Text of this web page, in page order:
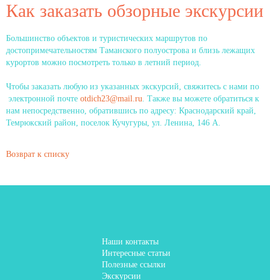
Как заказать обзорные экскурсии
Большинство объектов и туристических маршрутов по
достопримечательностям Таманского полуострова и близь лежащих
курортов можно посмотреть только в летний период.
Чтобы заказать любую из указанных экскурсий, свяжитесь с нами по
электронной почте otdich23@mail.ru. Также вы можете обратиться к
нам непосредственно, обратившись по адресу: Краснодарский край,
Темрюкский район, поселок Кучугуры, ул. Ленина, 146 А.
Возврат к списку
Наши контакты
Интересные статьи
Полезные ссылки
Экскурсии